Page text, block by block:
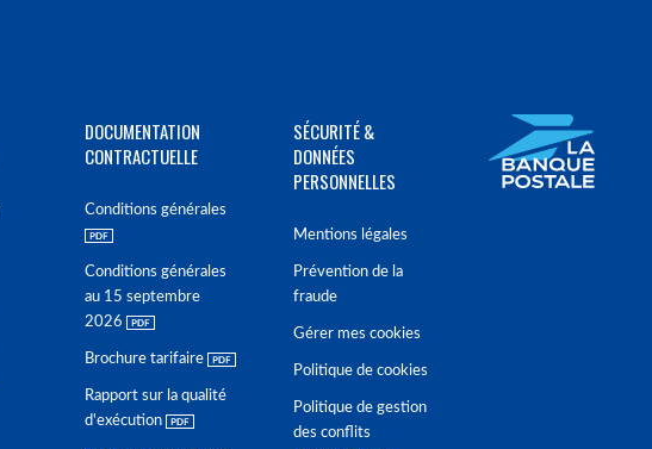
DOCUMENTATION
CONTRACTUELLE
Conditions générales
Conditions générales
au 15 septembre
2026
Brochure tarifaire
Rapport sur la qualité
d'exécution
SÉCURITÉ &
DONNÉES
PERSONNELLES
Mentions légales
Prévention de la
fraude
Gérer mes cookies
Politique de cookies
Politique de gestion
des conflits